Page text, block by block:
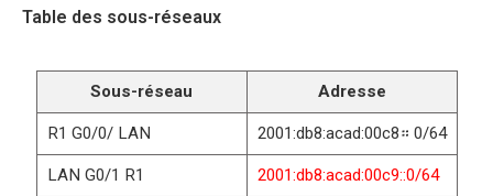
Table des sous-réseaux
Sous-réseau Adresse
R1 G0/0/ LAN 2001:db8:acad:00c8። 0/64
LAN G0/1 R1 2001:db8:acad:00c9::0/64